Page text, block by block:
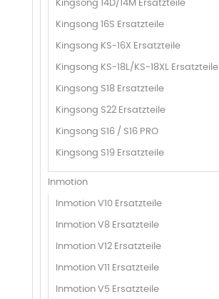
Kingsong 14D/14M Ersatzteile
Kingsong 16S Ersatzteile
Kingsong KS-16X Ersatzteile
Kingsong KS-18L/KS-18XL Ersatzteile
Kingsong S18 Ersatzteile
Kingsong S22 Ersatzteile
Kingsong S16 / S16 PRO
Kingsong S19 Ersatzteile
Inmotion
Inmotion V10 Ersatzteile
Inmotion V8 Ersatzteile
Inmotion V12 Ersatzteile
Inmotion V11 Ersatzteile
Inmotion V5 Ersatzteile